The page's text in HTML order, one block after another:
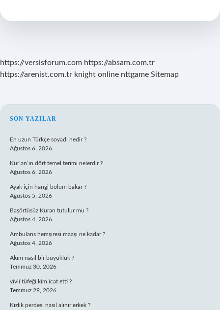
https://versisforum.com https://absam.com.tr
https://arenist.com.tr knight online nttgame Sitemap
SIDEBAR
SON YAZILAR
En uzun Türkçe soyadı nedir ?
Ağustos 6, 2026
Kur’an’ın dört temel terimi nelerdir ?
Ağustos 6, 2026
Ayak için hangi bölüm bakar ?
Ağustos 5, 2026
Başörtüsüz Kuran tutulur mu ?
Ağustos 4, 2026
Ambulans hemşiresi maaşı ne kadar ?
Ağustos 4, 2026
Akım nasıl bir büyüklük ?
Temmuz 30, 2026
yivli tüfeği kim icat etti ?
Temmuz 29, 2026
Kızlık perdesi nasıl alınır erkek ?